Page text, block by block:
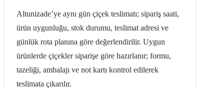
Altunizade’ye aynı gün çiçek teslimatı; sipariş saati,
ürün uygunluğu, stok durumu, teslimat adresi ve
günlük rota planına göre değerlendirilir. Uygun
ürünlerde çiçekler siparişe göre hazırlanır; formu,
tazeliği, ambalajı ve not kartı kontrol edilerek
teslimata çıkarılır.